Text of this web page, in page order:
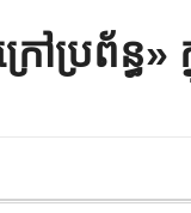
ៅប្រព័ន្ធ»